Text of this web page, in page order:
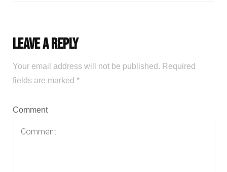
Leave a Reply
Your email address will not be published. Required
fields are marked *
Comment